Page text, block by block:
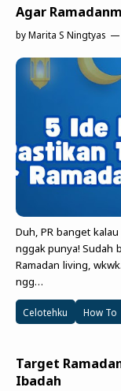
Agar
byMarita S Ningtyas
Duh, PR banget
nggak punya! Sudah
Ramadan living,
ngg…
Celotehku How To
Target
Ibadah